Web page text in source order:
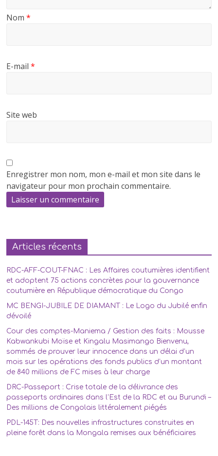
Nom*
E-mail*
Site web
Enregistrer mon nom, mon e-mail et mon site dans le
navigateur pour mon prochain commentaire.
Articles récents
RDC-AFF-COUT-FNAC : Les Affaires coutumières identifient
et adoptent 75 actions concrètes pour la gouvernance
coutumière en République démocratique du Congo
MC BENGI-JUBILE DE DIAMANT : Le Logo du Jubilé enfin
dévoilé
Cour des comptes-Maniema / Gestion des faits : Mousse
Kabwankubi Moïse et Kingalu Masimango Bienvenu,
sommés de prouver leur innocence dans un délai d’un
mois sur les opérations des fonds publics d’un montant
de 840 millions de FC mises à leur charge
DRC-Passeport : Crise totale de la délivrance des
passeports ordinaires dans l’Est de la RDC et au Burundi –
Des millions de Congolais littéralement piégés
PDL-145T: Des nouvelles infrastructures construites en
pleine forêt dans la Mongala remises aux bénéficiaires